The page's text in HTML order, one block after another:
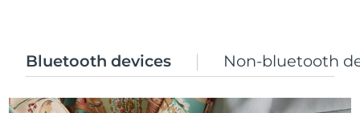
Bluetooth devices Non-bluetooth
瑞典美肤护理